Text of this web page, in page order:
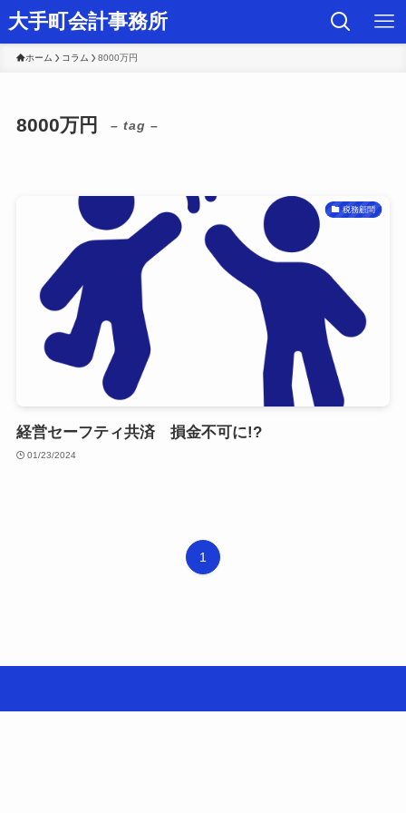
大手町会計事務所
ホーム コラム 8000万円
8000万円 – tag –
税務顧問
経営セーフティ共済 損金不可に!?
01/23/2024
1